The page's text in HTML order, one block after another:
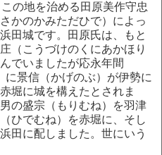
の地を治める田原美作守忠
かのかみただひで）によっ
田城です。田原氏は、もと
（こうづけのくにあかほり
でいましたが応永年間
に景信（かげのぶ）が伊勢に
堀に城を構えたとされま
の盛宗（もりむね）を羽津
ひでむね）を赤堀に、そし
田に配しました。世にいう